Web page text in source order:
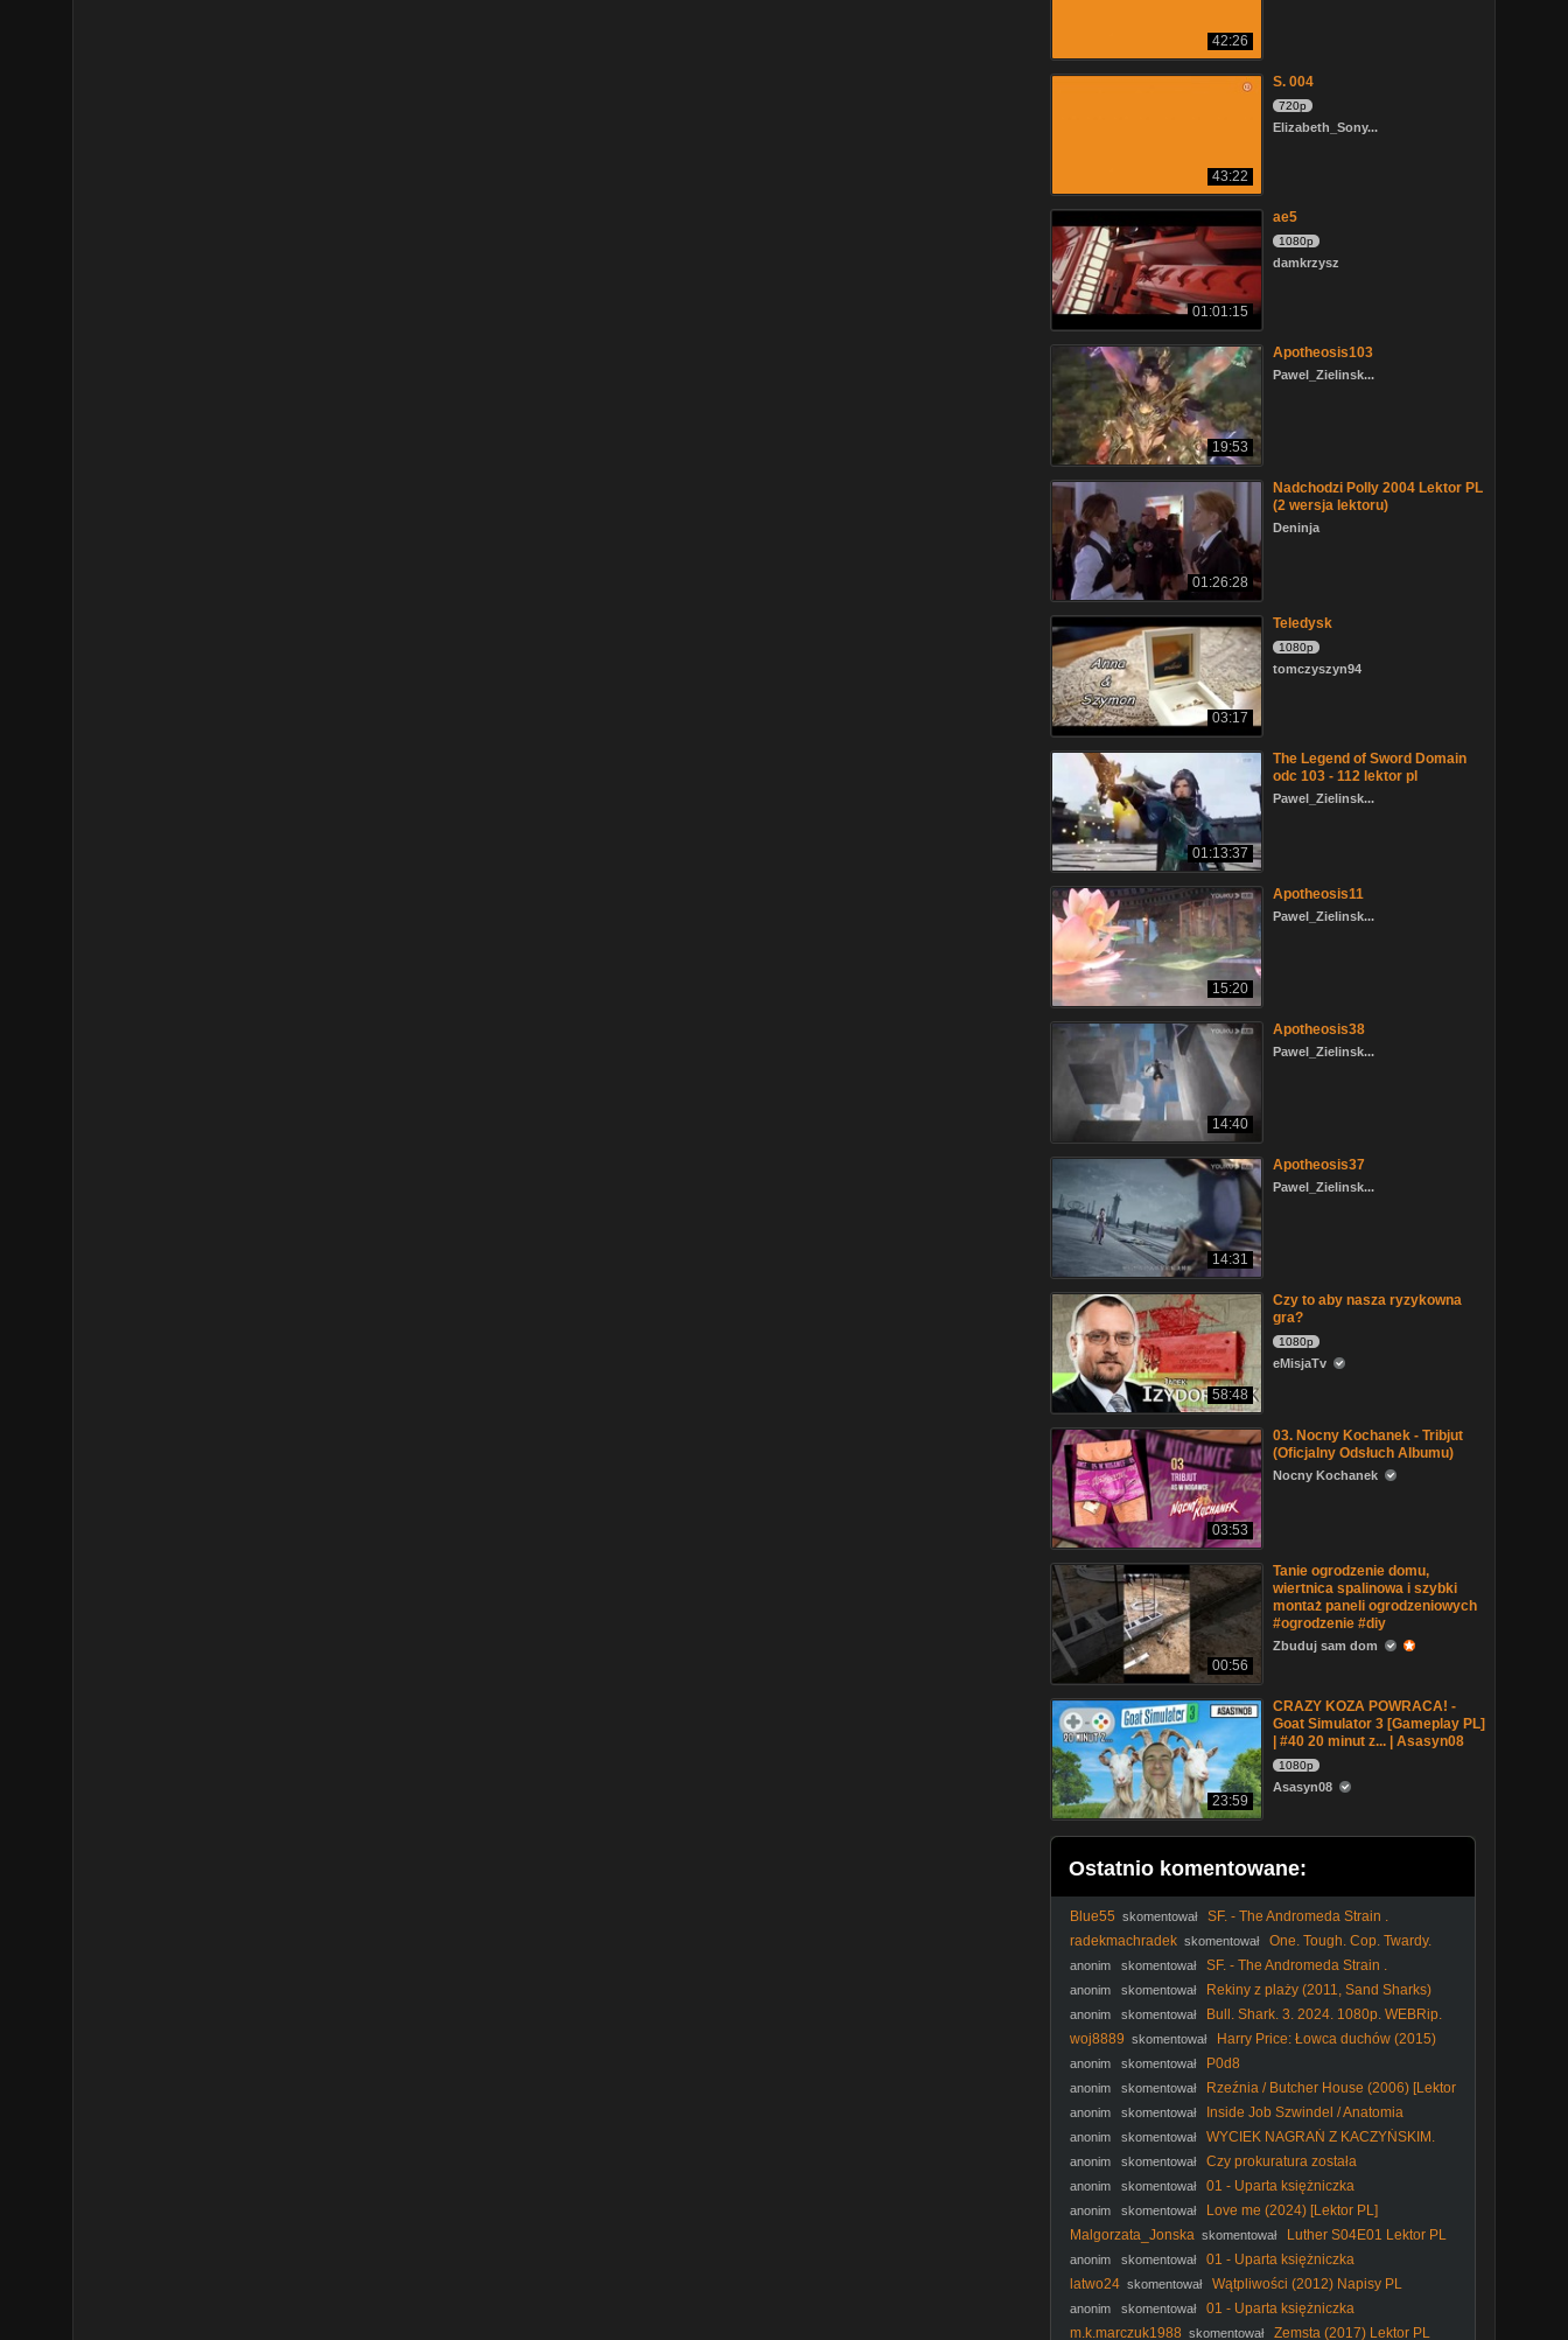
42:26
43:22
S. 004
720p
Elizabeth_Sony...
01:01:15
ae5
1080p
damkrzysz
19:53
Apotheosis103
Pawel_Zielinsk...
01:26:28
Nadchodzi Polly 2004 Lektor PL
(2 wersja lektoru)
Deninja
03:17
Teledysk
1080p
tomczyszyn94
01:13:37
The Legend of Sword Domain
odc 103 - 112 lektor pl
Pawel_Zielinsk...
15:20
Apotheosis11
Pawel_Zielinsk...
14:40
Apotheosis38
Pawel_Zielinsk...
14:31
Apotheosis37
Pawel_Zielinsk...
58:48
Czy to aby nasza ryzykowna
gra?
1080p
eMisjaTv
03:53
03. Nocny Kochanek - Tribjut
(Oficjalny Odsłuch Albumu)
Nocny Kochanek
00:56
Tanie ogrodzenie domu,
wiertnica spalinowa i szybki
montaż paneli ogrodzeniowych
#ogrodzenie #diy
Zbuduj sam dom
23:59
CRAZY KOZA POWRACA! -
Goat Simulator 3 [Gameplay PL]
| #40 20 minut z... | Asasyn08
1080p
Asasyn08
Ostatnio komentowane:
Blue55 skomentował
SF. - The Andromeda Strain .
Tajemnica. Andromedy. (1971) lektor
radekmachradek skomentował
One. Tough. Cop. Twardy.
glina. 1998. Lektor.pl
anonim skomentował
SF. - The Andromeda Strain .
Tajemnica. Andromedy. (1971) lektor
anonim skomentował
Rekiny z plaży (2011, Sand Sharks)
cały film lektor PL
anonim skomentował
Bull. Shark. 3. 2024. 1080p. WEBRip.
x264. AAC-[YTS. MX]
woj8889 skomentował
Harry Price: Łowca duchów (2015)
Lektor PL
anonim skomentował P0d8
anonim skomentował
Rzeźnia / Butcher House (2006) [Lektor
anonim skomentował
Inside Job Szwindel / Anatomia
Kryzysu / 2010 Film dokumentalny / PL480p
anonim skomentował
WYCIEK NAGRAŃ Z KACZYŃSKIM.
KTO ZŁAMAŁ PRAWO?
anonim skomentował
Czy prokuratura została
upolityczniona? Ostre oskarżenia pod adresem Szurka.
anonim skomentował 01 - Uparta księżniczka
anonim skomentował
Love me (2024) [Lektor PL]
Malgorzata_Jonska skomentował Luther S04E01 Lektor PL
anonim skomentował
01 - Uparta księżniczka
latwo24 skomentował Wątpliwości (2012) Napisy PL
anonim skomentował
01 - Uparta księżniczka
m.k.marczuk1988 skomentował Zemsta (2017) Lektor PL